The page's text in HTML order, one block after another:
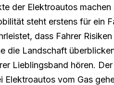
der Elektroautos
steht erstens für ein
dass Fahrer
die Landschaft
Lieblingsband hören.
Elektroautos vom Gas